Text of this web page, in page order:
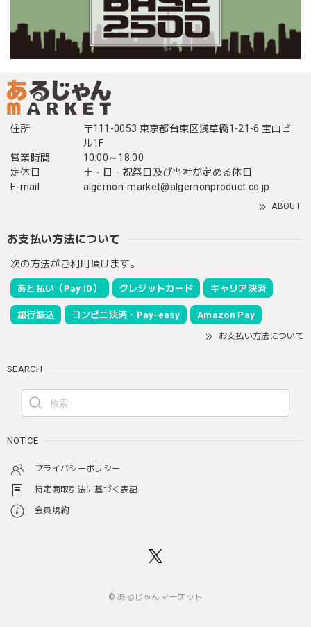
住所
〒111-0053 東京都台東区浅草橋1-21-6 宝山ビ
ル1F
営業時間
10:00～18:00
定休日
土・日・祝祭日及び当社が定める休日
E-mail
algernon-market@algernonproduct.co.jp
ABOUT
お支払い方法について
次の方法がご利用頂けます。
あと払い（Pay ID） クレジットカード キャリア決済
銀行振込 コンビニ決済・Pay-easy Amazon Pay
お支払い方法について
SEARCH
NOTICE
プライバシーポリシー
特定商取引法に基づく表記
会員規約
© あるじゃんマーケット